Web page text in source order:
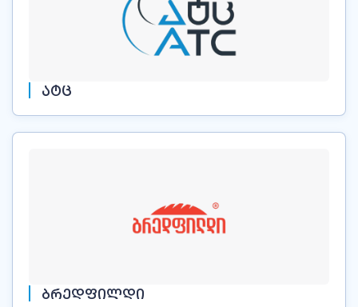
ᲐᲢᲪ
ᲑᲠᲔᲓᲤᲘᲚᲓᲘ